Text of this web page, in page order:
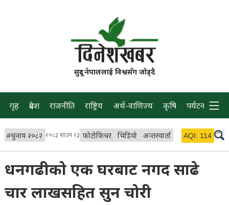
सुदूर नेपाललाई विश्वसँग जोड्दै
गृह प्रदेश राजनीति राष्ट्रिय अर्थ-वाणिज्य कृषि पर्यटन प्रवास
#चुनाव २०८२ २०८३ साउन २३ फोटोफिचर भिडियो अन्तरवार्ता विचार/ब्लग
AQI: 114
धनगढीको एक घरबाट नगद साढे
चार लाखसहित सुन चोरी